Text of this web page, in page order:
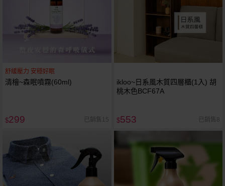
舒緩壓力 安穩好眠
清檜~森眠噴霧(60ml)
$299 已銷售15
ikloo~日系風木質四層櫃(1入) 胡
桃木色BCF67A
$553 已銷售8